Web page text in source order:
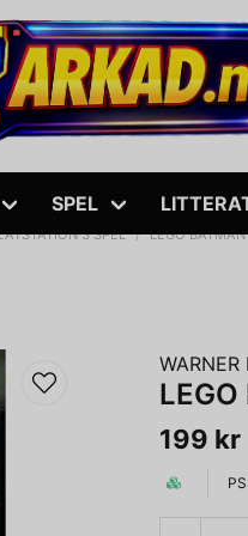
SPEL
3 SPEL LEGO
WARNER
LEGO
199 kr